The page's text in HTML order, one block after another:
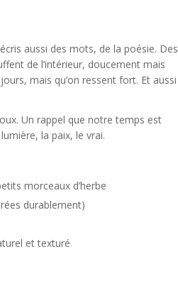
aussi des mots, de la poésie. Des
de l’intérieur, doucement mais
mais qu’on ressent fort. Et aussi
Un rappel que notre temps est
la paix, le vrai.
morceaux d’herbe
durablement)
et texturé